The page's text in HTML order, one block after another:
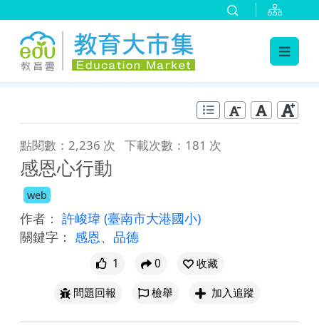
點閱數：2,236 次 下載次數：181 次
感恩心行動
web
作者： 許峻瑋 (臺南市大港國小)
關鍵字： 感恩、 品德
1 0
收藏
問題回報
檢舉 加入追蹤